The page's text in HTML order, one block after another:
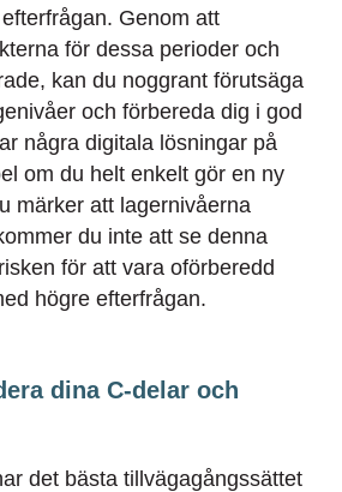
Genom att
för dessa perioder och
kan du noggrant förutsäga
och förbereda dig i god
några digitala lösningar på
om du helt enkelt gör en ny
märker att lagernivåerna
du inte att se denna
för att vara oförberedd
högre efterfrågan.
dina C-delar och
det bästa tillvägagångssättet